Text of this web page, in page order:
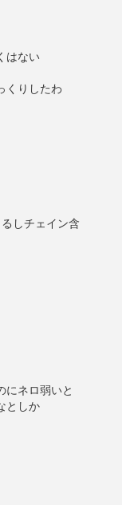
はない
くりしたわ
しチェイン含
にネロ弱いと
としか